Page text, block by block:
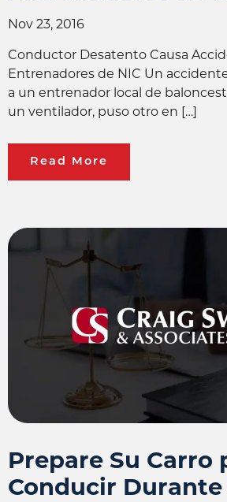
Nov 23, 2016
Conductor Desatento Causa
Entrenadores de NIC Un
a un entrenador local de
un ventilador, puso otro en […]
Read More
Prepare Su Carro
Conducir